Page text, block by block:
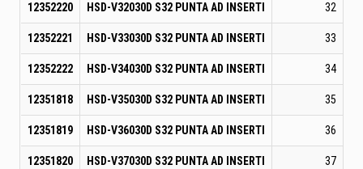
12352220 HSD-V32030D S32 PUNTA AD INSERTI 32
12352221 HSD-V33030D S32 PUNTA AD INSERTI 33
12352222 HSD-V34030D S32 PUNTA AD INSERTI 34
12351818 HSD-V35030D S32 PUNTA AD INSERTI 35
12351819 HSD-V36030D S32 PUNTA AD INSERTI 36
12351820 HSD-V37030D S32 PUNTA AD INSERTI 37